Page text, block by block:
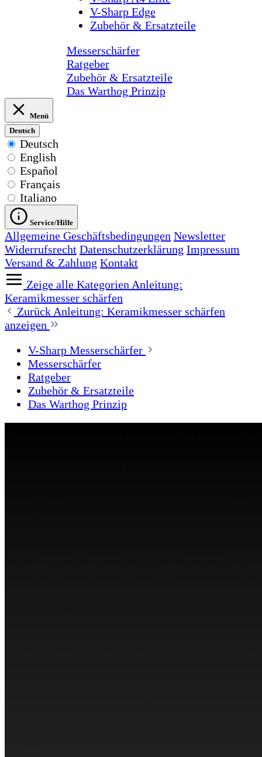
V-Sharp Edge
Zubehör & Ersatzteile
Messerschärfer
Ratgeber
Zubehör & Ersatzteile
Das Warthog Prinzip
Menü
Deutsch
Deutsch
English
Español
Français
Italiano
Service/Hilfe
Allgemeine Geschäftsbedingungen Newsletter
Widerrufsrecht Datenschutzerklärung Impressum
Versand & Zahlung Kontakt
Zeige alle Kategorien Anleitung:
Keramikmesser schärfen
Zurück Anleitung: Keramikmesser schärfen
anzeigen
V-Sharp Messerschärfer
Messerschärfer
Ratgeber
Zubehör & Ersatzteile
Das Warthog Prinzip